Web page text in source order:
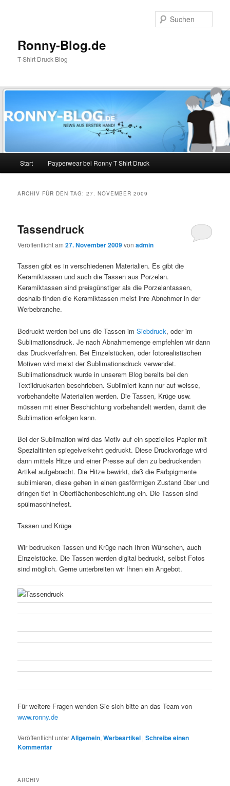
Ronny-Blog.de
T-Shirt Druck Blog
Start Payperwear bei Ronny T Shirt Druck
ARCHIV FÜR DEN TAG:27. NOVEMBER 2009
Tassendruck
Veröffentlicht am27. November 2009vonadmin
Tassen gibt es in verschiedenen Materialien. Es gibt die
Keramiktassen und auch die Tassen aus Porzelan.
Keramiktassen sind preisgünstiger als die Porzelantassen,
deshalb finden die Keramiktassen meist ihre Abnehmer in der
Werbebranche.
Bedruckt werden bei uns die Tassen imSiebdruck, oder im
Sublimationsdruck. Je nach Abnahmemenge empfehlen wir dann
das Druckverfahren. Bei Einzelstücken, oder fotorealistischen
Motiven wird meist der Sublimationsdruck verwendet.
Sublimationsdruck wurde in unserem Blog bereits bei den
Textildruckarten beschrieben. Sublimiert kann nur auf weisse,
vorbehandelte Materialien werden. Die Tassen, Krüge usw.
müssen mit einer Beschichtung vorbehandelt werden, damit die
Sublimation erfolgen kann.
Bei der Sublimation wird das Motiv auf ein spezielles Papier mit
Spezialtinten spiegelverkehrt gedruckt. Diese Druckvorlage wird
dann mittels Hitze und einer Presse auf den zu bedruckenden
Artikel aufgebracht. Die Hitze bewirkt, daß die Farbpigmente
sublimieren, diese gehen in einen gasförmigen Zustand über und
dringen tief in Oberflächenbeschichtung ein. Die Tassen sind
spülmaschinefest.
Tassen und Krüge
Wir bedrucken Tassen und Krüge nach Ihren Wünschen, auch
Einzelstücke. Die Tassen werden digital bedruckt, selbst Fotos
sind möglich. Gerne unterbreiten wir Ihnen ein Angebot.
Für weitere Fragen wenden Sie sich bitte an das Team von
www.ronny.de
Veröffentlicht unterAllgemein,Werbeartikel |Schreibe einen
Kommentar
ARCHIV